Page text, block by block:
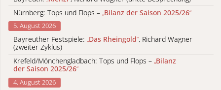
Nürnberg: Tops und Flops – „Bilanz der Saison 2025/26“
5. August 2026
Bayreuther Festspiele: „Das Rheingold“, Richard Wagner
(zweiter Zyklus)
Krefeld/Mönchengladbach: Tops und Flops – „Bilanz
der Saison 2025/26“
4. August 2026